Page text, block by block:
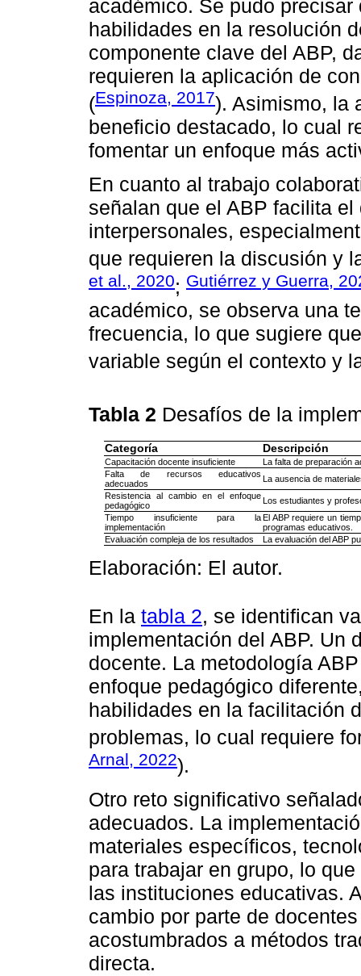
académico. Se pudo
habilidades en la resolución
componente clave del ABP,
requieren la aplicación de
(Espinoza, 2017). Asimismo, la
beneficio destacado, lo cual
fomentar un enfoque más
En cuanto al trabajo
señalan que el ABP facilita
interpersonales,
que requieren la discusión y
et al., 2020; Gutiérrez y Guerra,
académico, se observa una
frecuencia, lo que sugiere
variable según el contexto y
Tabla 2 Desafíos de la
Categoría Descripción
Capacitación docente insuficiente
La falta de preparación
Falta de recursos educativos
adecuados
La ausencia de
Resistencia al cambio en el enfoque
pedagógico
Los estudiantes y
Tiempo insuficiente para la
implementación
El ABP requiere un
programas educativos.
Evaluación compleja de los resultados
La evaluación del ABP
Elaboración: El autor.
En la tabla 2, se identifican
implementación del ABP. Un
docente. La metodología
enfoque pedagógico
habilidades en la facilitación
problemas, lo cual requiere
Arnal, 2022).
Otro reto significativo
adecuados. La
materiales específicos,
para trabajar en grupo, lo
las instituciones educativas.
cambio por parte de
acostumbrados a métodos
directa.